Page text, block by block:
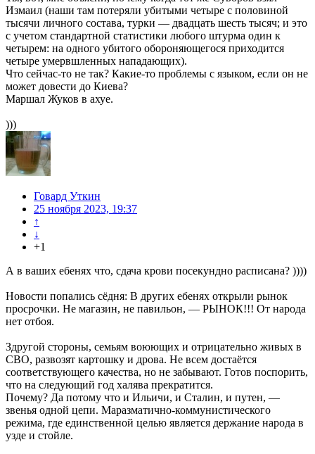
Измаил (наши там потеряли убитыми четыре с половиной
тысячи личного состава, турки — двадцать шесть тысяч; и это
с учетом стандартной статистики любого штурма один к
четырем: на одного убитого обороняющегося приходится
четыре умервшленных нападающих).
Что сейчас-то не так? Какие-то проблемы с языком, если он не
может довести до Киева?
Маршал Жуков в ахуе.
)))
Говард Уткин
25 ноября 2023, 19:37
↑
↓
+1
А в ваших ебенях что, сдача крови посекундно расписана? ))))
Новости попались сёдня: В других ебенях открыли рынок
просрочки. Не магазин, не павильон, — РЫНОК!!! От народа
нет отбоя.
Здругой стороны, семьям воюющих и отрицательно живых в
СВО, развозят картошку и дрова. Не всем достаётся
соответствующего качества, но не забывают. Готов поспорить,
что на следующий год халява прекратится.
Почему? Да потому что и Ильичи, и Сталин, и путен, —
звенья одной цепи. Маразматично-коммунистического
режима, где единственной целью является держание народа в
узде и стойле.